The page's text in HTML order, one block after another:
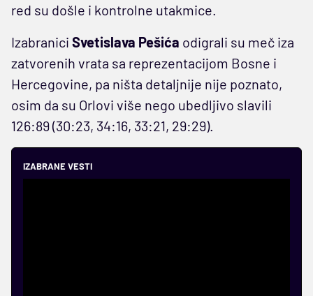
red su došle i kontrolne utakmice.
Izabranici Svetislava Pešića odigrali su meč iza
zatvorenih vrata sa reprezentacijom Bosne i
Hercegovine, pa ništa detaljnije nije poznato,
osim da su Orlovi više nego ubedljivo slavili
126:89 (30:23, 34:16, 33:21, 29:29).
IZABRANE VESTI